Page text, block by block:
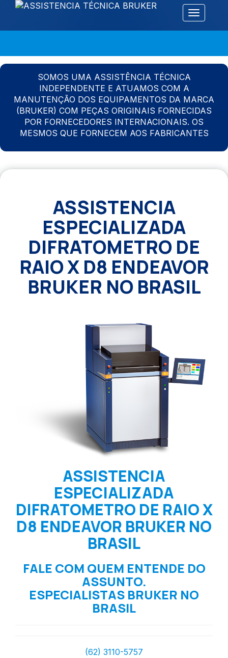
Alternar
SOMOS UMA ASSISTÊNCIA TÉCNICA
INDEPENDENTE E ATUAMOS COM A
MANUTENÇÃO DOS EQUIPAMENTOS DA MARCA
(BRUKER) COM PEÇAS ORIGINAIS FORNECIDAS
POR FORNECEDORES INTERNACIONAIS. OS
MESMOS QUE FORNECEM AOS FABRICANTES
ASSISTENCIA
ESPECIALIZADA
DIFRATOMETRO DE
RAIO X D8 ENDEAVOR
BRUKER NO BRASIL
ASSISTENCIA
ESPECIALIZADA
DIFRATOMETRO DE RAIO X
D8 ENDEAVOR BRUKER NO
BRASIL
FALE COM QUEM ENTENDE DO
ASSUNTO.
ESPECIALISTAS BRUKER NO
BRASIL
(62) 3110-5757